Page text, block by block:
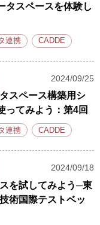
タスペースを体験し
連携 CADDE
2024/09/25
スペース構築用シ
ってみよう：第4回
連携 CADDE
2024/09/18
を試してみよう─東
術国際テストベッ